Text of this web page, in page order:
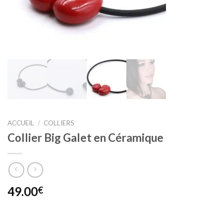
ACCUEIL / COLLIERS
Collier Big Galet en Céramique
49.00€